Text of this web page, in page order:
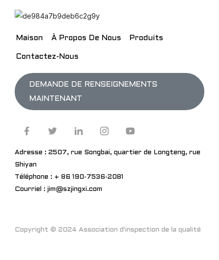
Maison À Propos De Nous Produits
Contactez-Nous
DEMANDE DE RENSEIGNEMENTS
MAINTENANT
Adresse : 2507, rue Songbai, quartier de Longteng, rue
Shiyan
Téléphone : + 86 190-7536-2081
Courriel : jim@szjingxi.com
Copyright © 2024 Association d'inspection de la qualité